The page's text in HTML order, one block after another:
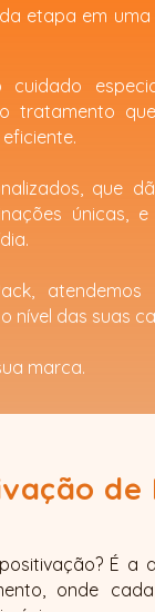
etapa em
tratamento
que
únicas,
nível das suas
marca.
de
É a
onde